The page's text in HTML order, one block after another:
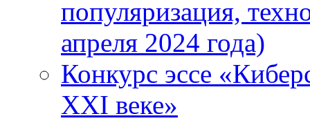
популяризация,
апреля 2024 года)
Конкурс эссе
XXI веке»